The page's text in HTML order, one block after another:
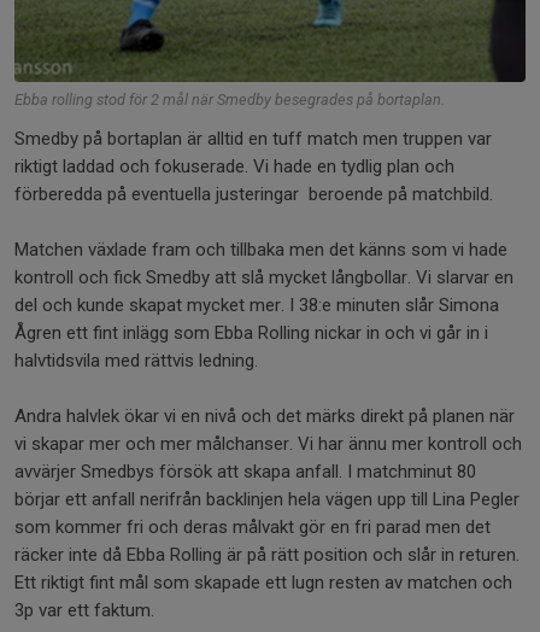
Ebba rolling stod för 2 mål när Smedby besegrades på bortaplan.
Smedby på bortaplan är alltid en tuff match men truppen var
riktigt laddad och fokuserade. Vi hade en tydlig plan och
förberedda på eventuella justeringar beroende på matchbild.
Matchen växlade fram och tillbaka men det känns som vi hade
kontroll och fick Smedby att slå mycket långbollar. Vi slarvar en
del och kunde skapat mycket mer. I 38:e minuten slår Simona
Ågren ett fint inlägg som Ebba Rolling nickar in och vi går in i
halvtidsvila med rättvis ledning.
Andra halvlek ökar vi en nivå och det märks direkt på planen när
vi skapar mer och mer målchanser. Vi har ännu mer kontroll och
avvärjer Smedbys försök att skapa anfall. I matchminut 80
börjar ett anfall nerifrån backlinjen hela vägen upp till Lina Pegler
som kommer fri och deras målvakt gör en fri parad men det
räcker inte då Ebba Rolling är på rätt position och slår in returen.
Ett riktigt fint mål som skapade ett lugn resten av matchen och
3p var ett faktum.